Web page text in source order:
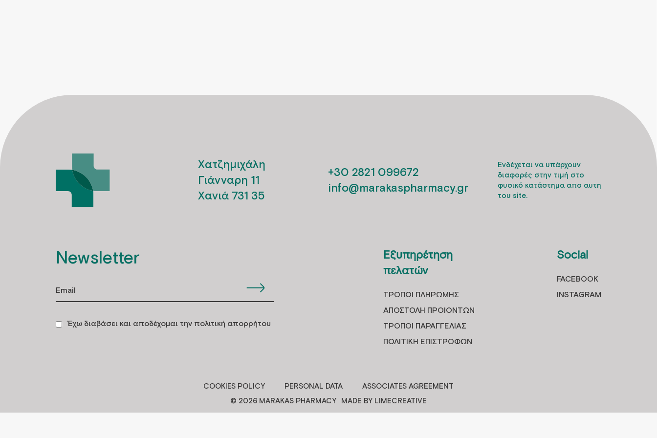
Χατζημιχάλη
Γιάνναρη 11
Χανιά 731 35
+30 2821 099672
info@marakaspharmacy.gr
Ενδέχεται να υπάρχουν
διαφορές στην τιμή στο
φυσικό κατάστημα απο αυτη
του site.
Newsletter
Έχω διαβάσει και αποδέχομαι την πολιτική απορρήτου
Εξυπηρέτηση
πελατών
ΤΡOΠΟΙ ΠΛΗΡΩΜHΣ
ΑΠΟΣΤΟΛH ΠΡΟΙOΝΤΩΝ
ΤΡΟΠΟΙ ΠΑΡΑΓΓΕΛΙΑΣ
ΠΟΛΙΤΙΚΗ ΕΠΙΣΤΡΟΦΩΝ
Social
FACEBOOK
INSTAGRAM
© 2026 MARAKAS PHARMACY MADE BY LIMECREATIVE
COOKIES POLICY PERSONAL DATA ASSOCIATES AGREEMENT